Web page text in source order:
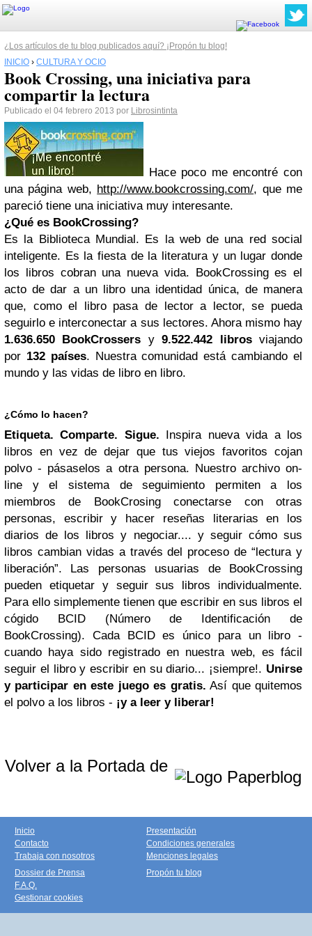
¿Los artículos de tu blog publicados aquí? ¡Propón tu blog!
INICIO › CULTURA Y OCIO
Book Crossing, una iniciativa para
compartir la lectura
Publicado el 04 febrero 2013 por Librosintinta
Hace poco me encontré con
una página web, http://www.bookcrossing.com/, que me
pareció tiene una iniciativa muy interesante.
¿Qué es BookCrossing?
Es la Biblioteca Mundial. Es la web de una red social
inteligente. Es la fiesta de la literatura y un lugar donde
los libros cobran una nueva vida. BookCrossing es el
acto de dar a un libro una identidad única, de manera
que, como el libro pasa de lector a lector, se pueda
seguirlo e interconectar a sus lectores. Ahora mismo hay
1.636.650 BookCrossers y9.522.442 librosviajando
por 132 países. Nuestra comunidad está cambiando el
mundo y las vidas de libro en libro.
¿Cómo lo hacen?
Etiqueta. Comparte. Sigue. Inspira nueva vida a los
libros en vez de dejar que tus viejos favoritos cojan
polvo - pásaselos a otra persona. Nuestro archivo on-
line y el sistema de seguimiento permiten a los
miembros de BookCrosing conectarse con otras
personas, escribir y hacer reseñas literarias en los
diarios de los libros y negociar.... y seguir cómo sus
libros cambian vidas a través del proceso de “lectura y
liberación”. Las personas usuarias de BookCrossing
pueden etiquetar y seguir sus libros individualmente.
Para ello simplemente tienen que escribir en sus libros el
cógido BCID (Número de Identificación de
BookCrossing). Cada BCID es único para un libro -
cuando haya sido registrado en nuestra web, es fácil
seguir el libro y escribir en su diario... ¡siempre!. Unirse
y participar en este juego es gratis. Así que quitemos
el polvo a los libros - ¡y a leer y liberar!
Volver a la Portada de
Inicio
Contacto
Trabaja con nosotros
Presentación
Condiciones generales
Menciones legales
Dossier de Prensa
F.A.Q.
Gestionar cookies
Propón tu blog